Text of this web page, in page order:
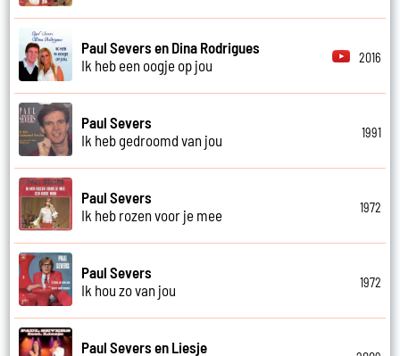
Paul Severs en Dina Rodrigues
Ik heb een oogje op jou
2016
Paul Severs
Ik heb gedroomd van jou
1991
Paul Severs
Ik heb rozen voor je mee
1972
Paul Severs
Ik hou zo van jou
1972
Paul Severs en Liesje